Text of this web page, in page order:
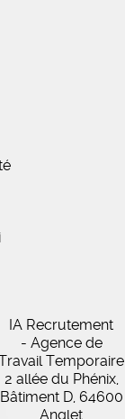
IA Recrutement
- Agence de
Temporaire
2 allée du Phénix,
Bâtiment D, 64600
Anglet